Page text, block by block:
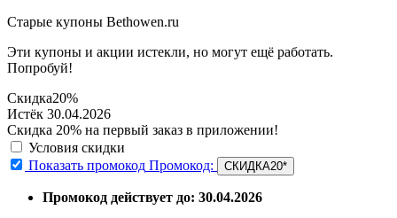
Старые купоны Bethowen.ru
Эти купоны и акции истекли, но могут ещё работать.
Попробуй!
Скидка20%
Истёк 30.04.2026
Скидка 20% на первый заказ в приложении!
Условия скидки
Показать промокод Промокод: СКИДКА20*
Промокод действует до: 30.04.2026